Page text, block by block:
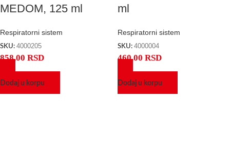
MEDOM, 125 ml
Respiratorni sistem
SKU: 4000205
858,00 RSD
Dodaj u korpu
ml
Respiratorni sistem
SKU: 4000004
460,00 RSD
Dodaj u korpu